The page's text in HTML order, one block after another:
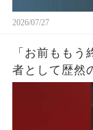
2026/07/27
「お前もも
者として歴然